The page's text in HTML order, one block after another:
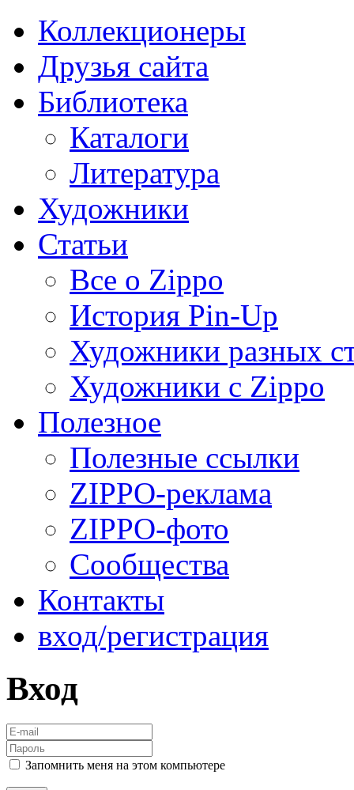
Коллекционеры
Друзья сайта
Библиотека
Каталоги
Литература
Художники
Статьи
Все о Zippo
История Pin-Up
Художники разных
Художники с Zippo
Полезное
Полезные ссылки
ZIPPO-реклама
ZIPPO-фото
Сообщества
Контакты
вход/регистрация
Вход
Запомнить меня на этом компьютере